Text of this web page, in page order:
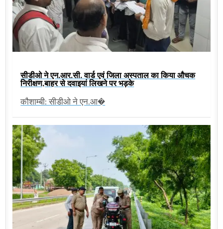
सीडीओ ने एन.आर.सी. वार्ड एवं जिला अस्पताल का किया औचक
निरीक्षण,बाहर से दवाइयां लिखने पर भड़के
कौशाम्बी: सीडीओ ने एन.आ�